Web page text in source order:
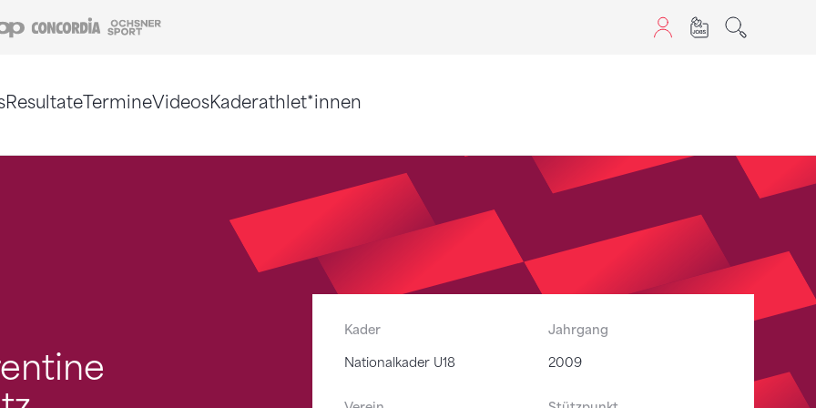
Coop Concordia
ResultateTermineVideosKaderathlet*innen
Kader
Nationalkader U18
Jahrgang
2009